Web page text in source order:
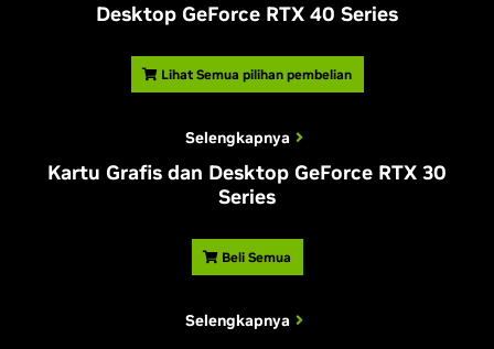
Desktop GeForce RTX 40 Series
Lihat Semua pilihan pembelian
Selengkapnya
Kartu Grafis dan Desktop GeForce RTX 30
Series
Beli Semua
Selengkapnya